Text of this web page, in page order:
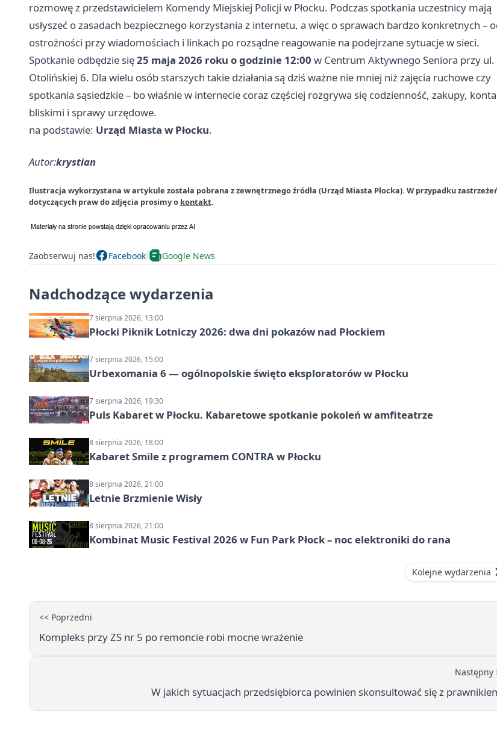
rozmowę z przedstawicielem Komendy Miejskiej Policji w Płocku. Podczas spotkania uczestnicy mają
usłyszeć o zasadach bezpiecznego korzystania z internetu, a więc o sprawach bardzo konkretnych –
ostrożności przy wiadomościach i linkach po rozsądne reagowanie na podejrzane sytuacje w sieci.
Spotkanie odbędzie się25 maja 2026 roku o godzinie 12:00 w Centrum Aktywnego Seniora przy ul.
Otolińskiej 6. Dla wielu osób starszych takie działania są dziś ważne nie mniej niż zajęcia ruchowe czy
spotkania sąsiedzkie – bo właśnie w internecie coraz częściej rozgrywa się codzienność, zakupy,
bliskimi i sprawy urzędowe.
na podstawie: Urząd Miasta w Płocku.
Autor:krystian
Ilustracja wykorzystana w artykule została pobrana z zewnętrznego źródła (Urząd Miasta Płocka). W przypadku
dotyczących praw do zdjęcia prosimy o kontakt.
Zaobserwuj nas! Facebook Google News
Nadchodzące wydarzenia
7 sierpnia 2026, 13:00
Płocki Piknik Lotniczy 2026: dwa dni pokazów nad Płockiem
7 sierpnia 2026, 15:00
Urbexomania 6 — ogólnopolskie święto eksploratorów w Płocku
7 sierpnia 2026, 19:30
Puls Kabaret w Płocku. Kabaretowe spotkanie pokoleń w amfiteatrze
8 sierpnia 2026, 18:00
Kabaret Smile z programem CONTRA w Płocku
8 sierpnia 2026, 21:00
Letnie Brzmienie Wisły
8 sierpnia 2026, 21:00
Kombinat Music Festival 2026 w Fun Park Płock – noc elektroniki do rana
Kolejne wydarzenia
<< Poprzedni
Kompleks przy ZS nr 5 po remoncie robi mocne wrażenie
Następny
W jakich sytuacjach przedsiębiorca powinien skonsultować się z